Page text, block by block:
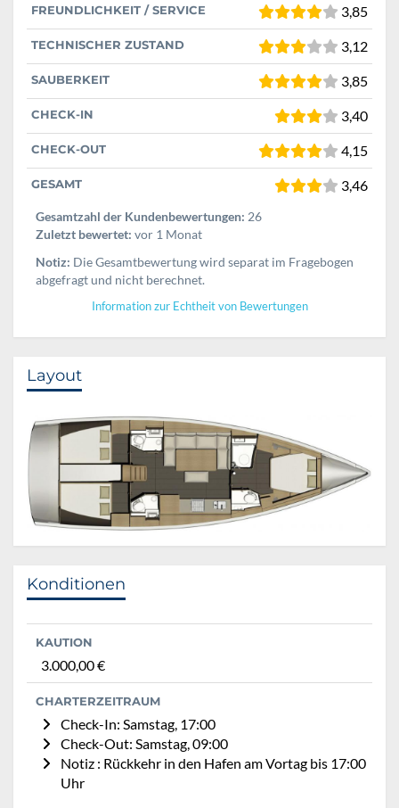
FREUNDLICHKEIT / SERVICE 3,85
TECHNISCHER ZUSTAND 3,12
SAUBERKEIT 3,85
CHECK-IN 3,40
CHECK-OUT 4,15
GESAMT 3,46
Gesamtzahl der Kundenbewertungen: 26
Zuletzt bewertet: vor 1 Monat
Notiz: Die Gesamtbewertung wird separat im Fragebogen
abgefragt und nicht berechnet.
Information zur Echtheit von Bewertungen
Layout
Konditionen
KAUTION
3.000,00 €
CHARTERZEITRAUM
Check-In: Samstag, 17:00
Check-Out: Samstag, 09:00
Notiz : Rückkehr in den Hafen am Vortag bis 17:00
Uhr